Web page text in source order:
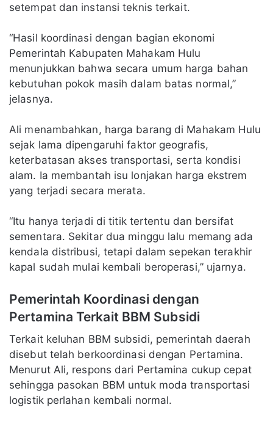
setempat dan instansi teknis terkait.
“Hasil koordinasi dengan bagian ekonomi
Pemerintah Kabupaten Mahakam Hulu
menunjukkan bahwa secara umum harga bahan
kebutuhan pokok masih dalam batas normal,”
jelasnya.
Ali menambahkan, harga barang di Mahakam Hulu
sejak lama dipengaruhi faktor geografis,
keterbatasan akses transportasi, serta kondisi
alam. Ia membantah isu lonjakan harga ekstrem
yang terjadi secara merata.
“Itu hanya terjadi di titik tertentu dan bersifat
sementara. Sekitar dua minggu lalu memang ada
kendala distribusi, tetapi dalam sepekan terakhir
kapal sudah mulai kembali beroperasi,” ujarnya.
Pemerintah Koordinasi dengan
Pertamina Terkait BBM Subsidi
Terkait keluhan BBM subsidi, pemerintah daerah
disebut telah berkoordinasi dengan Pertamina.
Menurut Ali, respons dari Pertamina cukup cepat
sehingga pasokan BBM untuk moda transportasi
logistik perlahan kembali normal.